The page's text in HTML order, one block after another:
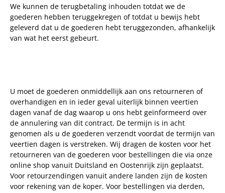
We kunnen de terugbetaling inhouden totdat we de
goederen hebben teruggekregen of totdat u bewijs hebt
geleverd dat u de goederen hebt teruggezonden, afhankelijk
van wat het eerst gebeurt.
U moet de goederen onmiddellijk aan ons retourneren of
overhandigen en in ieder geval uiterlijk binnen veertien
dagen vanaf de dag waarop u ons hebt geïnformeerd over
de annulering van dit contract. De termijn is in acht
genomen als u de goederen verzendt voordat de termijn van
veertien dagen is verstreken. Wij dragen de kosten voor het
retourneren van de goederen voor bestellingen die via onze
online shop vanuit Duitsland en Oostenrijk zijn geplaatst.
Voor retourzendingen vanuit andere landen zijn de kosten
voor rekening van de koper. Voor bestellingen via derden,